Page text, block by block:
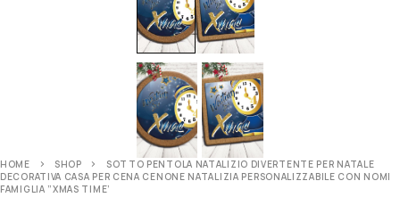
HOME SHOP
SOTTO PENTOLA NATALIZIO DIVERTENTE PER NATALE
DECORATIVA CASA PER CENA CENONE NATALIZIA PERSONALIZZABILE CON NOMI
FAMIGLIA ”XMAS TIME’